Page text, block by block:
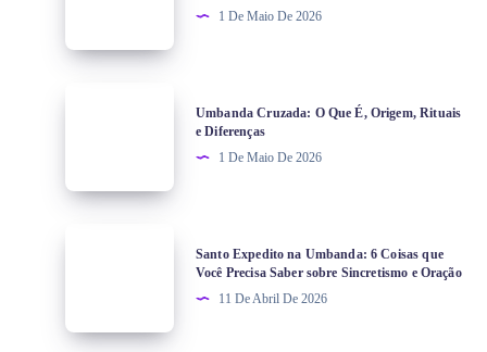
1 De Maio De 2026
Umbanda Cruzada: O Que É, Origem, Rituais
e Diferenças
1 De Maio De 2026
Santo Expedito na Umbanda: 6 Coisas que
Você Precisa Saber sobre Sincretismo e Oração
11 De Abril De 2026